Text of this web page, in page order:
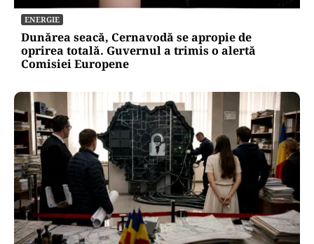
ENERGIE
Dunărea seacă, Cernavodă se apropie de
oprirea totală. Guvernul a trimis o alertă
Comisiei Europene